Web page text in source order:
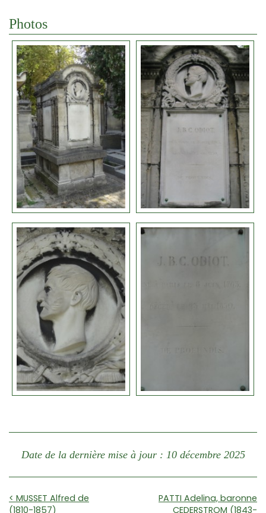
Photos
Date de la dernière mise à jour : 10 décembre 2025
< MUSSET Alfred de
(1810-1857)
PATTI Adelina, baronne
CEDERSTROM (1843-